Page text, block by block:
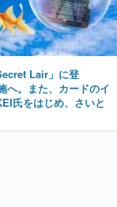
Lair」に登
へ。また、カードのイ
氏をはじめ、さいと